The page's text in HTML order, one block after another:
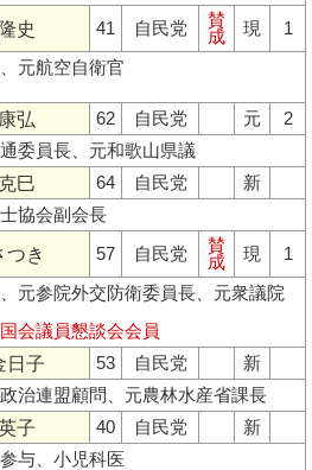
史 41 自民党
賛
成
現 1
元航空自衛官
弘 62 自民党 元
2
委員長、元和歌山県議
巳 64 自民党
新
協会副会長
き 57 自民党
賛
成
現 1
元参院外交防衛委員長、元衆議院
会議員懇談会会員
子 53 自民党
新
治連盟顧問、元農林水産省課長
子 40 自民党
新
与、小児科医